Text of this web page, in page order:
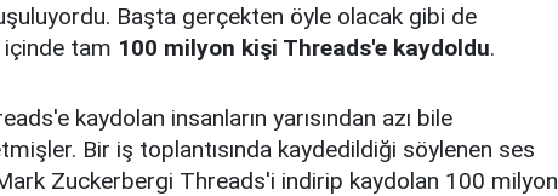
Başta gerçekten öyle olacak gibi de
tam 100 milyon kişi Threads'e kaydoldu.
kaydolan insanların yarısından azı bile
Bir iş toplantısında kaydedildiği söylenen ses
Zuckerbergi Threads'i indirip kaydolan 100 milyon